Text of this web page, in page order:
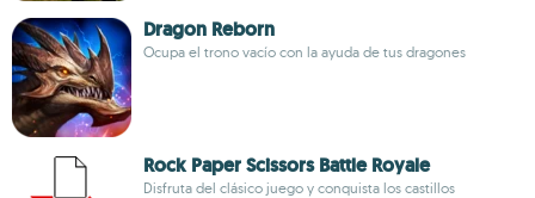
Dragon Reborn
Ocupa el trono vacío con la ayuda de tus dragones
Rock Paper Scissors Battle Royale
Disfruta del clásico juego y conquista los castillos